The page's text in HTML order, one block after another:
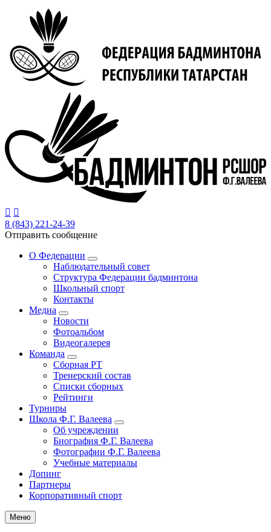
Перейти
основному
содержанию
 
8 (843) 221-24-39
Отправить сообщение
Основная
навигация
О Федерации
Наблюдательный совет
Структура Федерации бадминтона
Школьный спорт
Контакты
Медиа
Новости
Фотоальбом
Видеогалерея
Команда
Сборная РТ
Тренерский состав
Списки сборных
Рейтинги
Турниры
Школа Ф.Г. Валеева
Об учреждении
Биография Ф.Г. Валеева
Фотографии Ф.Г. Валеева
Учебные материалы
Допинг
Партнеры
Корпоративный спорт
Меню